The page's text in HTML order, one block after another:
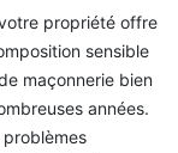
propriété offre
sensible
maçonnerie bien
années.